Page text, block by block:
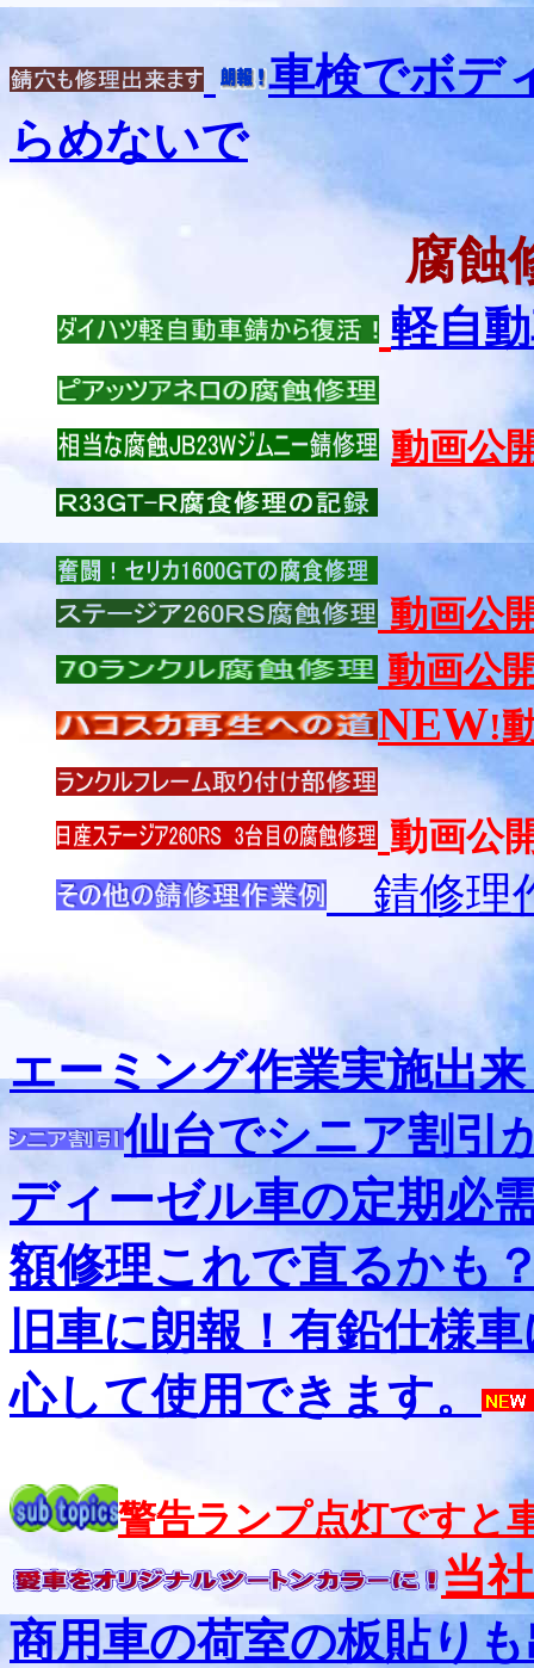
車検でボデ
らめないで
腐蝕
軽自
動画公
動画公
動画公
NEW!
動画公
錆修理
エーミング作業実施出
仙台でシニア割引
ディーゼル車の定期必
額修理これで直るかも
旧車に朗報！有鉛仕様
心して使用できます。
警告ランプ点灯ですと
当
商用車の荷室の板貼り